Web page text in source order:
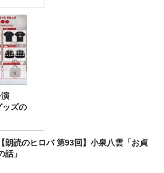
ッズの
【朗読のヒロバ 第93回】小泉八雲「お貞
話」